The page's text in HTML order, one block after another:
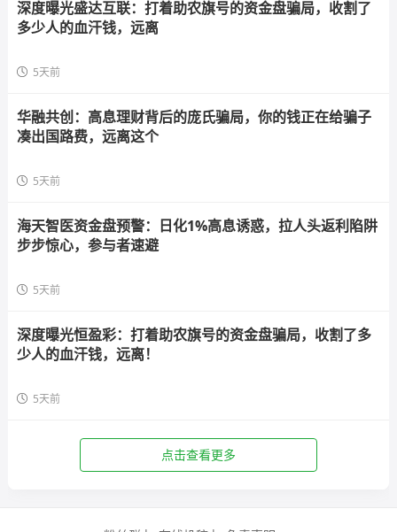
深度曝光盛达互联：打着助农旗号的资金盘骗局，收割了
多少人的血汗钱，远离
5天前
华融共创：高息理财背后的庞氏骗局，你的钱正在给骗子
凑出国路费，远离这个
5天前
海天智医资金盘预警：日化1%高息诱惑，拉人头返利陷阱
步步惊心，参与者速避
5天前
深度曝光恒盈彩：打着助农旗号的资金盘骗局，收割了多
少人的血汗钱，远离！
5天前
点击查看更多